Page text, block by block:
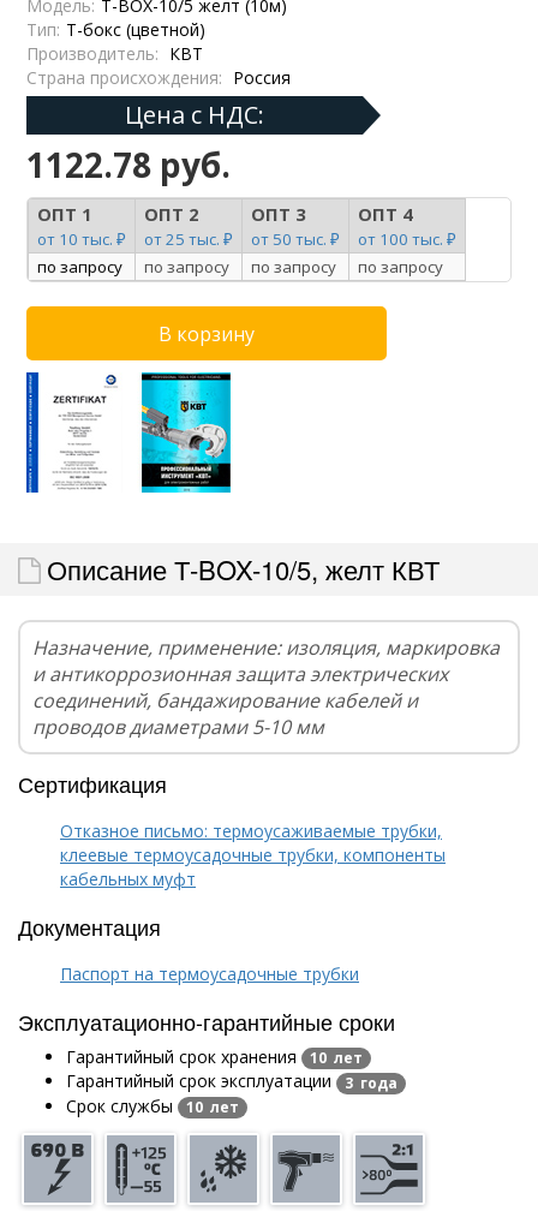
Модель: Т-BOX-10/5 желт (10м)
Тип: Т-бокс (цветной)
Производитель: КВТ
Страна происхождения: Россия
Цена с НДС:
1122.78 руб.
ОПТ 1
от 10 тыс. ₽
ОПТ 2
от 25 тыс. ₽
ОПТ 3
от 50 тыс. ₽
ОПТ 4
от 100 тыс. ₽
по запросу
по запросу по запросу по запросу
Описание Т-BOX-10/5, желт КВТ
Назначение, применение: изоляция, маркировка
и антикоррозионная защита электрических
соединений, бандажирование кабелей и
проводов диаметрами 5-10 мм
Сертификация
Отказное письмо: термоусаживаемые трубки,
клеевые термоусадочные трубки, компоненты
кабельных муфт
Документация
Паспорт на термоусадочные трубки
Эксплуатационно-гарантийные сроки
Гарантийный срок хранения 10 лет
Гарантийный срок эксплуатации 3 года
Срок службы 10 лет